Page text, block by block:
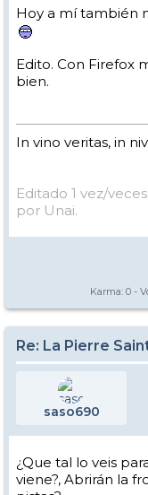
Hoy a mí también
Edito. Con Firefox
bien.
In vino veritas, in
Editado 1 vez/
por Unai.
Karma: 0 -
Re: La Pierre
saso690
¿Que tal lo veis
viene?, Abrirán la